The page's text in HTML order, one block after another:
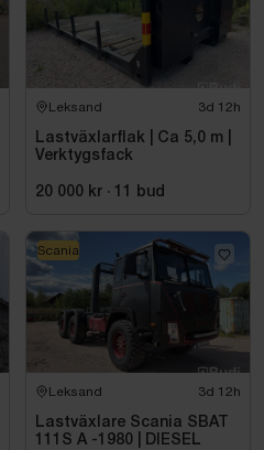
Leksand 3d 12h
Lastväxlarflak | Ca 5,0 m |
Verktygsfack
20 000 kr · 11 bud
Leksand 3d 12h
Lastväxlare Scania SBAT
111S A -1980 | DIESEL
Scania